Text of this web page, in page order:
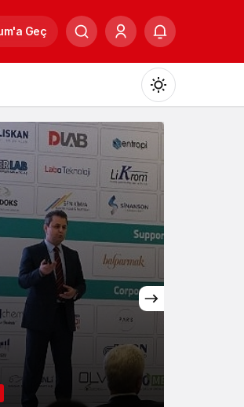
Geç
Mod
değiştir
Modu
modunu seçin.
Modu
modunu seçin.
Modu
modunu seçin.